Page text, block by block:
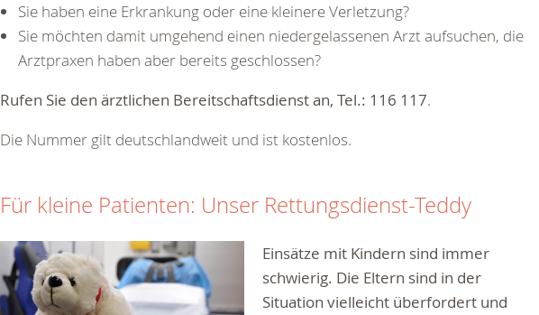
Sie haben eine Erkrankung oder eine kleinere Verletzung?
Sie möchten damit umgehend einen niedergelassenen Arzt aufsuchen, die
Arztpraxen haben aber bereits geschlossen?
Rufen Sie den ärztlichen Bereitschaftsdienst an, Tel.: 116 117.
Die Nummer gilt deutschlandweit und ist kostenlos.
Für kleine Patienten: Unser Rettungsdienst-Teddy
Einsätze mit Kindern sind immer
schwierig. Die Eltern sind in der
Situation vielleicht überfordert und